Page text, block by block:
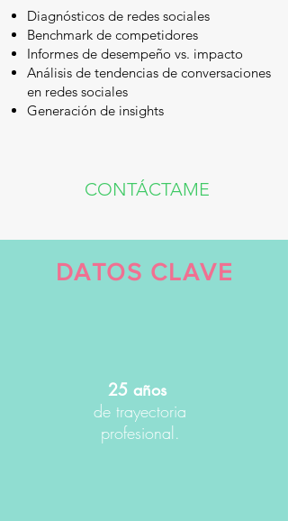
Diagnósticos de redes sociales
Benchmark de competidores
Informes de desempeño vs. impacto
Análisis de tendencias de conversaciones
en redes sociales
Generación de insights
CONTÁCTAME
DATOS CLAVE
25 años
de trayectoria
profesional.